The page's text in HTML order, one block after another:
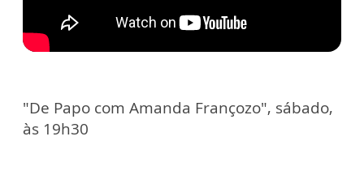
"De Papo com Amanda Françozo", sábado,
às 19h30